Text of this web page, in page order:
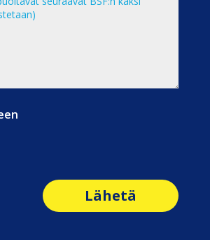
Lähetä